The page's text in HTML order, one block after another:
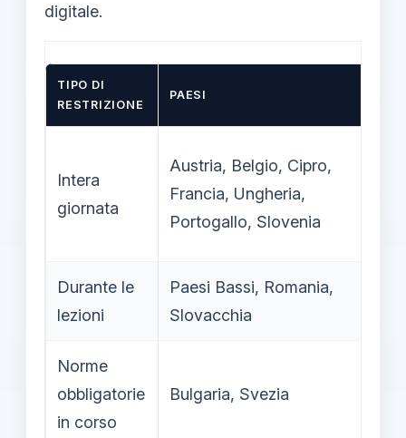
digitale.
TIPO DI
RESTRIZIONE
PAESI
Intera
giornata
Austria, Belgio, Cipro,
Francia, Ungheria,
Portogallo, Slovenia
Durante le
lezioni
Paesi Bassi, Romania,
Slovacchia
Norme
obbligatorie
in corso
Bulgaria, Svezia